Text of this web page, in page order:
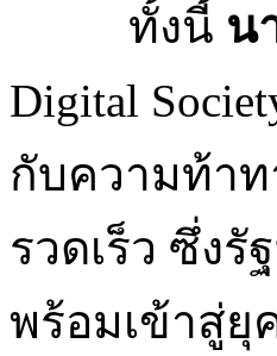
ทั้งนี้ น
Digital
กับความท้า
รวดเร็ว ซึ่ง
พร้อมเข้าสู่ยุ